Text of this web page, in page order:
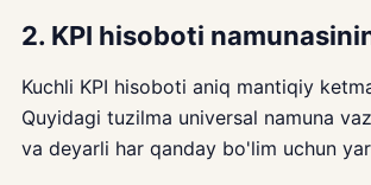
2. KPI hisoboti
Kuchli KPI hisoboti aniq mantiqiy
Quyidagi tuzilma universal namuna
va deyarli har qanday bo'lim uchun